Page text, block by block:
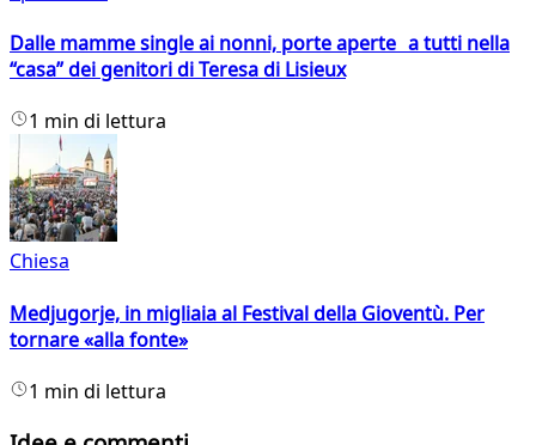
Dalle mamme single ai nonni, porte aperte a tutti nella
“casa” dei genitori di Teresa di Lisieux
1 min di lettura
Chiesa
Medjugorje, in migliaia al Festival della Gioventù. Per
tornare «alla fonte»
1 min di lettura